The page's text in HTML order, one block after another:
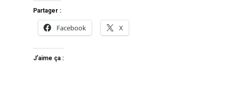
Partager :
Facebook X
J’aime ça :